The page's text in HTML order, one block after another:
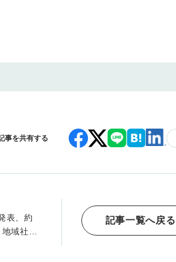
事を共有する
表、約
域社会
も
記事一覧へ戻る